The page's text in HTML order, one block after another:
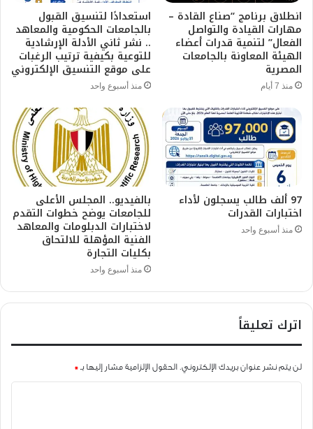
انطلاق برنامج “صناع القادة –
مهارات القيادة والتواصل
الفعال” لتنمية قدرات أعضاء
الهيئة المعاونة بالجامعات
المصرية
منذ 7 أيام
استعدادًا لتنسيق القبول
بالجامعات الحكومية والمعاهد
.. نشر ثاني الأدلة الإرشادية
للتوعية بكيفية ترتيب الرغبات
على موقع التنسيق الإلكتروني
منذ أسبوع واحد
97 ألف طالب يسجلون لأداء
اختبارات القدرات
منذ أسبوع واحد
بالفيديو.. المجلس الأعلى
للجامعات يوضح خطوات التقدم
لاختبارات الدبلومات والمعاهد
الفنية المؤهلة للالتحاق
بكليات التجارة
منذ أسبوع واحد
اترك تعليقاً
لن يتم نشر عنوان بريدك الإلكتروني. الحقول الإلزامية مشار إليها بـ*